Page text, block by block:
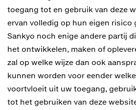
toegang tot en gebruik van deze
ervan volledig op hun eigen risico
Sankyo noch enige andere partij
het ontwikkelen, maken of
zal op welke wijze dan ook
kunnen worden voor eender
voortvloeit uit uw toegang,
tot het gebruiken van deze